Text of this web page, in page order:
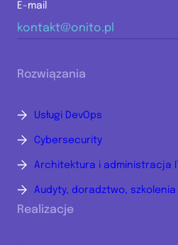
E-mail
kontakt@onito.pl
Rozwiązania
Usługi DevOps
Cybersecurity
Architektura i administracja IT
Audyty, doradztwo, szkolenia
Realizacje